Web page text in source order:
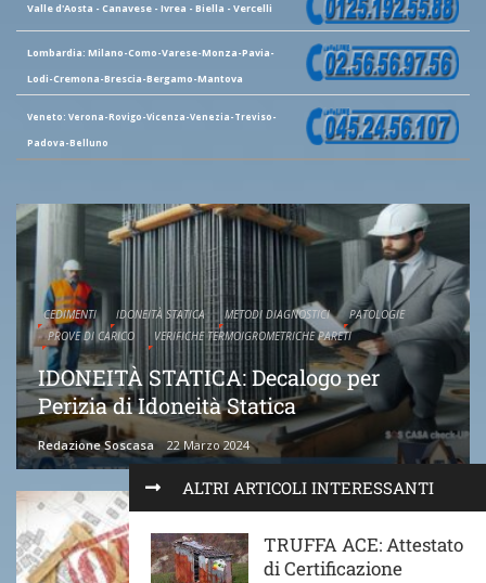
ALTRI ARTICOLI INTERESSANTI
TRUFFA ACE: Attestato
di Certificazione
Valle d'Aosta - Canavese - Ivrea - Biella - Vercelli
Lombardia: Milano-Como-Varese-Monza-Pavia-
Lodi-Cremona-Brescia-Bergamo-Mantova
Veneto: Verona-Rovigo-Vicenza-Venezia-Treviso-
Padova-Belluno
CEDIMENTI IDONEITÀ STATICA METODI DIAGNOSTICI
PATOLOGIE
PROVE DI CARICO
VERIFICHE TERMOIGROMETRICHE PARETI
IDONEITÀ STATICA: Decalogo per
Perizia di Idoneità Statica
Redazione Soscasa 22 Marzo 2024